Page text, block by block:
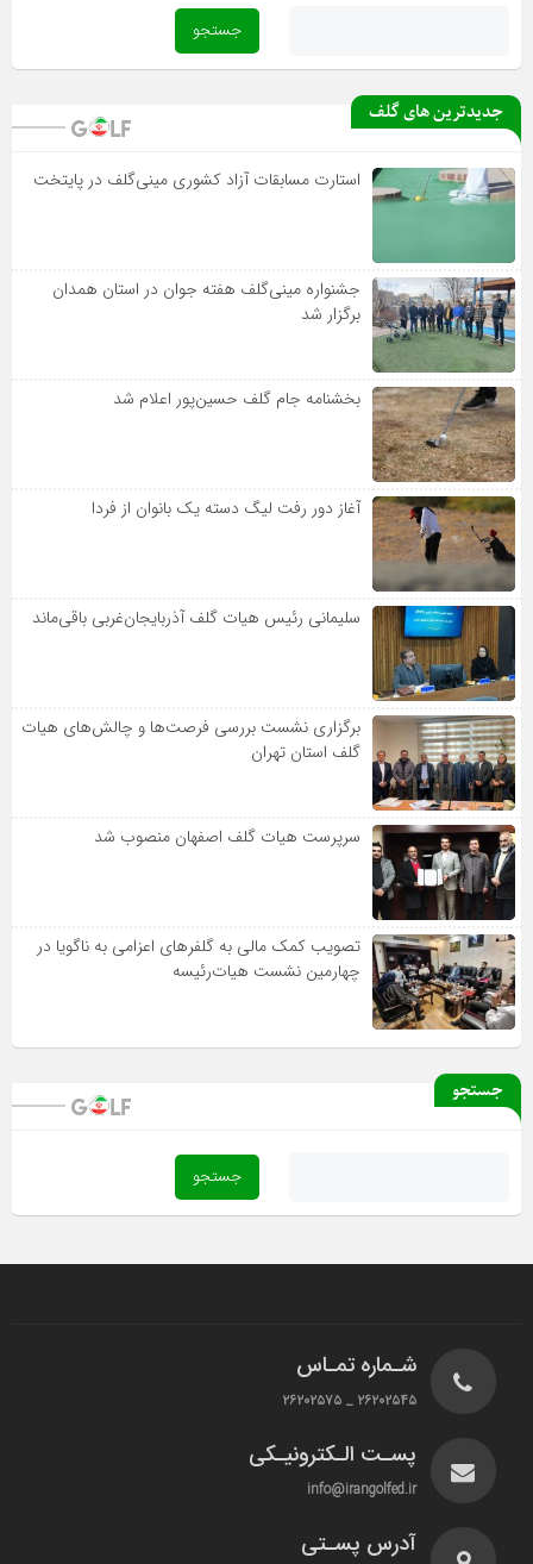
جدیدترین های گلف
استارت مسابقات آزاد کشوری مینی‌گلف در پایتخت
جشنواره مینی‌گلف هفته جوان در استان همدان
برگزار شد
بخشنامه جام گلف حسین‌پور اعلام شد
آغاز دور رفت لیگ دسته یک بانوان از فردا
سلیمانی رئیس هیات گلف آذربایجان‌غربی باقی‌ماند
برگزاری نشست بررسی فرصت‌ها و چالش‌های هیات
گلف استان تهران
سرپرست هیات گلف اصفهان منصوب شد
تصویب کمک مالی به گلفرهای اعزامی به ناگویا در
چهارمین نشست هیات‌رئیسه
جستجو
شـماره تمـاس
۲۶۲۰۲۵۴۵ _ ۲۶۲۰۲۵۷۵
پسـت الـکترونیـکی
info@irangolfed.ir
آدرس پسـتی